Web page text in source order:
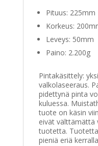
Pituus: 225mm
Korkeus:
Leveys: 50mm
Paino: 2.200g
Pintakäsittely:
valkolaseeraus.
pidettynä pinta
kuluessa.
tuote on käsin
eivät välttämättä
tuotetta.
pieniä eriä